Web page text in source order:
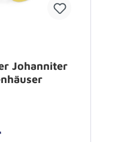
Johanniter